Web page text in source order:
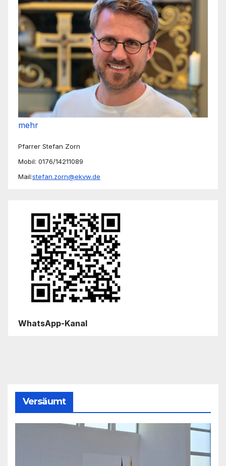
mehr
Pfarrer Stefan Zorn
Mobil: 0176/14211089
Mail:stefan.zorn@ekvw.de
WhatsApp-Kanal
Versäumt